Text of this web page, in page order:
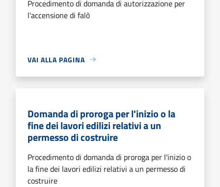
Procedimento di domanda di autorizzazione per
l'accensione di falò
VAI ALLA PAGINA
Domanda di proroga per l'inizio o la
fine dei lavori edilizi relativi a un
permesso di costruire
Procedimento di domanda di proroga per l'inizio o
la fine dei lavori edilizi relativi a un permesso di
costruire